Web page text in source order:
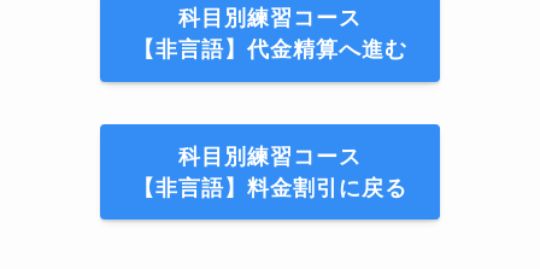
科目別練習コース
【非言語】代金精算へ進む
科目別練習コース
【非言語】料金割引に戻る